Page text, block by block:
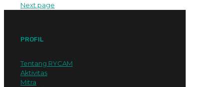
Next page
PROFIL
Tentang RYCAM
Aktivitas
Mitra